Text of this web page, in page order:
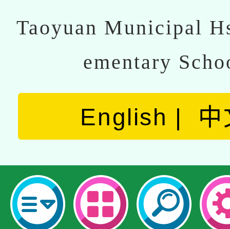
Taoyuan Municipal
ementary
English 中